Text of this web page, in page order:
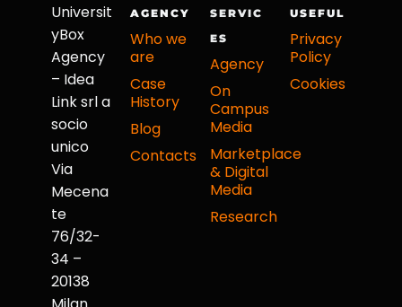
Universit
yBox
Agency
– Idea
Link srl a
socio
unico
Via
Mecena
te
76/32-
34 –
20138
AGENCY
Who we
are
Case
History
Blog
Contacts
SERVIC
ES
Agency
On
Campus
Media
Marketplace
& Digital
Media
Research
USEFUL
Privacy
Policy
Cookies